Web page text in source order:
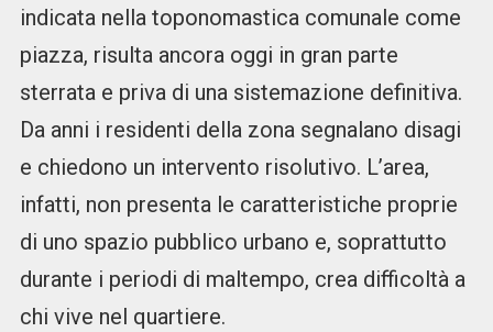
indicata nella toponomastica comunale come
piazza, risulta ancora oggi in gran parte
sterrata e priva di una sistemazione definitiva.
Da anni i residenti della zona segnalano disagi
e chiedono un intervento risolutivo. L’area,
infatti, non presenta le caratteristiche proprie
di uno spazio pubblico urbano e, soprattutto
durante i periodi di maltempo, crea difficoltà a
chi vive nel quartiere.